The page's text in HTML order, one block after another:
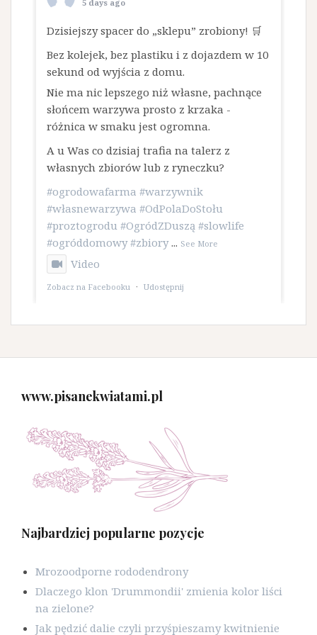
5 days ago
Dzisiejszy spacer do „sklepu” zrobiony! 🛒
Bez kolejek, bez plastiku i z dojazdem w 10
sekund od wyjścia z domu.
​Nie ma nic lepszego niż własne, pachnące
słońcem warzywa prosto z krzaka -
różnica w smaku jest ogromna.
A u Was co dzisiaj trafia na talerz z
własnych zbiorów lub z ryneczku?
#ogrodowafarma #warzywnik
#własnewarzywa #OdPolaDoStołu
#proztogrodu #OgródZDuszą #slowlife
#ogróddomowy #zbiory ... See More
Video
Zobacz na Facebooku · Udostępnij
www.pisanekwiatami.pl
Najbardziej popularne pozycje
Mrozoodporne rododendrony
Dlaczego klon 'Drummondii' zmienia kolor liści
na zielone?
Jak pędzić dalie czyli przyśpieszamy kwitnienie